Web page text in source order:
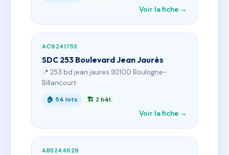
Voir la fiche →
AC9241753
SDC 253 Boulevard Jean Jaurès
📍 253 bd jean jaures 92100 Boulogne-
Billancourt
🏠 54 lots 🏗 2 bât.
Voir la fiche →
AB5244629